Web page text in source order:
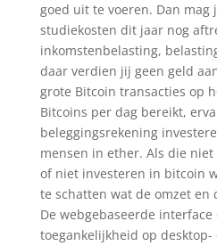
goed uit te voeren. Dan mag
studiekosten dit jaar nog
inkomstenbelasting,
daar verdien jij geen geld
grote Bitcoin transacties op
Bitcoins per dag bereikt,
beleggingsrekening
mensen in ether. Als die
of niet investeren in bitcoin
te schatten wat de omzet en
De webgebaseerde interface
toegankelijkheid op